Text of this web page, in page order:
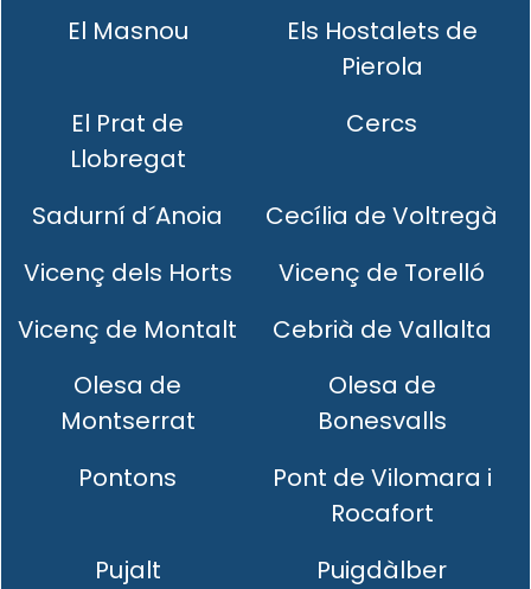
El Masnou
Els Hostalets de
Pierola
El Prat de
Llobregat
Cercs
Sadurní d´Anoia
Cecília de Voltregà
Vicenç dels Horts
Vicenç de Torelló
Vicenç de Montalt
Cebrià de Vallalta
Olesa de
Montserrat
Olesa de
Bonesvalls
Pontons
Pont de Vilomara i
Rocafort
Pujalt
Puigdàlber